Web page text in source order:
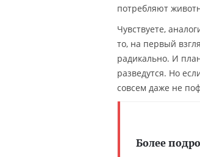
потребляют
Чувствуете,
то, на первый
радикально. И
разведутся. Но
совсем даже не
Более